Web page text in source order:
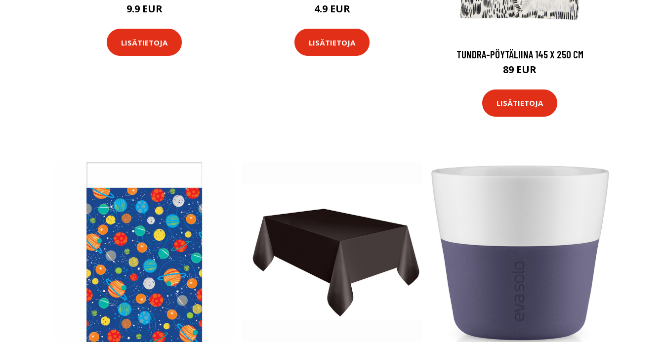
9.9 EUR
LISÄTIETOJA
4.9 EUR
LISÄTIETOJA
TUNDRA-PÖYTÄLIINA 145 X 250 CM
89 EUR
LISÄTIETOJA